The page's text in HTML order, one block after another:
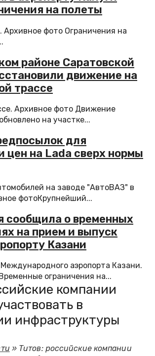
на полеты
Архивное фото Ограничения на
районе Саратовской
движение на
трассе
Архивное фото Движение
на участке...
для
цен на Lada сверх нормы
на заводе "АвтоВАЗ" в
фотоКрупнейший...
сообщила о временных
на прием и выпуск
Казани
аэропорта Казани.
ограничения на...
компании
в
инфраструктуры
» Титов: российские компании